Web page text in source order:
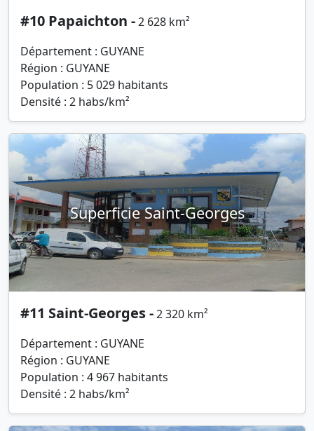
#10 Papaichton -2 628 km²
Département : GUYANE
Région : GUYANE
Population : 5 029 habitants
Densité : 2 habs/km²
Superficie Saint-Georges
#11 Saint-Georges -2 320 km²
Département : GUYANE
Région : GUYANE
Population : 4 967 habitants
Densité : 2 habs/km²